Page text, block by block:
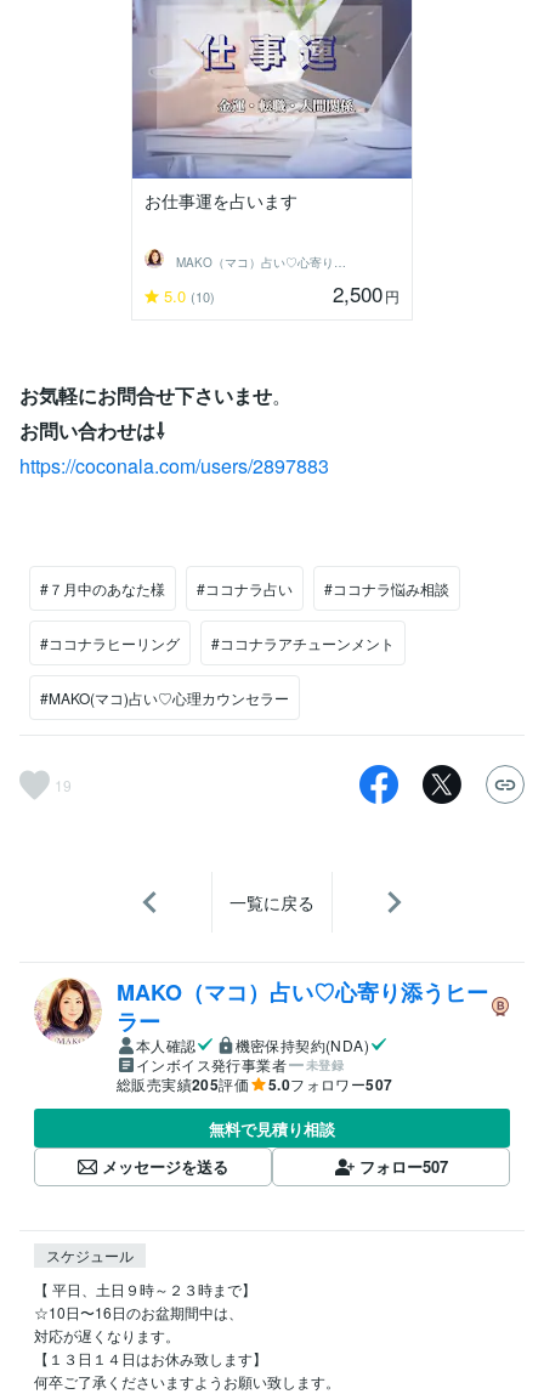
お仕事運を占います
MAKO（マコ）占い♡心寄り添うヒーラー
5.0 (10) 2,500円
お気軽にお問合せ下さいませ。
お問い合わせは⇩
https://coconala.com/users/2897883
#７月中のあなた様 #ココナラ占い #ココナラ悩み相談
#ココナラヒーリング #ココナラアチューンメント
#MAKO(マコ)占い♡心理カウンセラー
19
一覧に戻る
MAKO（マコ）占い♡心寄り添うヒー
ラー
本人確認
機密保持契約(NDA)
インボイス発行事業者
未登録
総販売実績205評価 5.0フォロワー507
無料で見積り相談
メッセージを送る
フォロー507
スケジュール
【 平日、土日９時～２３時まで】
☆10日〜16日のお盆期間中は、
対応が遅くなります。
【１３日１４日はお休み致します】
何卒ご了承くださいますようお願い致します。